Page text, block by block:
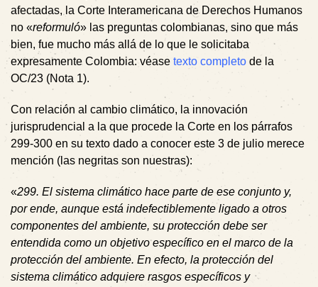
afectadas, la Corte Interamericana de Derechos Humanos
no «reformuló» las preguntas colombianas, sino que más
bien, fue mucho más allá de lo que le solicitaba
expresamente Colombia: véase texto completo de la
OC/23 (Nota 1).
Con relación al cambio climático, la innovación
jurisprudencial a la que procede la Corte en los párrafos
299-300 en su texto dado a conocer este 3 de julio merece
mención (las negritas son nuestras):
«299. El sistema climático hace parte de ese conjunto y,
por ende, aunque está indefectiblemente ligado a otros
componentes del ambiente, su protección debe ser
entendida como un objetivo específico en el marco de la
protección del ambiente. En efecto, la protección del
sistema climático adquiere rasgos específicos y